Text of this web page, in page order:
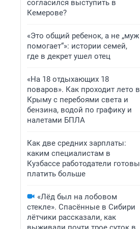
согласился выступить в
Кемерове?
«Это общий ребенок, а не „муж
помогает“»: истории семей,
где в декрет ушел отец
«На 18 отдыхающих 18
поваров». Как проходит лето в
Крыму с перебоями света и
бензина, водой по графику и
налетами БПЛА
Как две средних зарплаты:
каким специалистам в
Кузбассе работодатели готовы
платить больше
«Лёд был на лобовом
стекле». Спасённые в Сибири
лётчики рассказали, как